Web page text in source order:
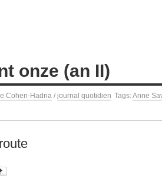
onze (an II)
Cohen-Hadria / journal quotidien Tags:Anne